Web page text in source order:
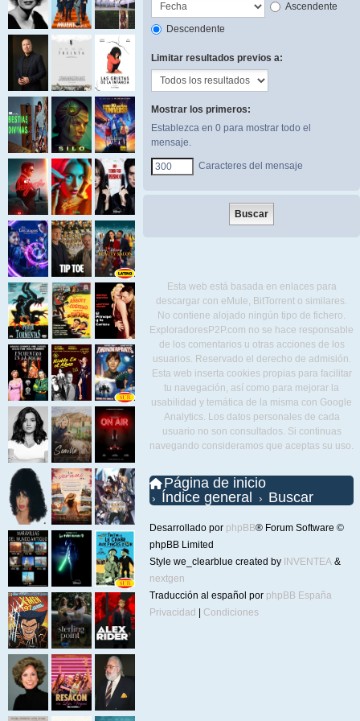
Ascendente
Descendente
Limitar resultados previos a:
Mostrar los primeros:
Establezca en 0 para mostrar todo el
mensaje.
Caracteres del mensaje
Esta web está basada en enlaces para
descargar con eMule, BitTorrent o similares.
No contiene alojado ningún tipo de fichero.
ExploradoresP2P.com no se hace responsable
de los comentarios u otras acciones de los
usuarios. Reservado el derecho de admisión.
Esta web inserta cookies propias para facilitar
tu navegación, así como para mejorar la
usabilidad y temática de la misma con Google
Analytics. Los datos personales de cada
usuario no son consultados. Si continuas
navegando consideramos que aceptas su uso.
Página de inicio
Índice general
Buscar
Desarrollado por phpBB® Forum Software ©
phpBB Limited
Style we_clearblue created by INVENTEA &
nextgen
Traducción al español por phpBB España
Privacidad
Condiciones